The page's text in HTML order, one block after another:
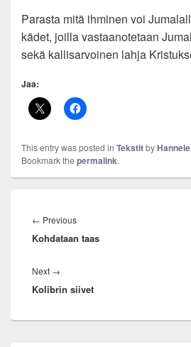
Parasta mitä ihminen voi
kädet, joilla vastaanotetaan
sekä kallisarvoinen lahja
Jaa:
This entry was posted in Tekstitby
Bookmark the permalink.
selaus
← PreviousPrevious
post:
Kohdataan taas
Next →
post:
Kolibrin siivet